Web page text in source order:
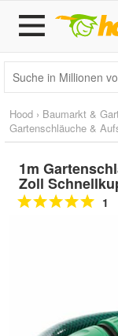
Hood › Baumarkt &
Gartenschläuche &
1m
Zoll
1